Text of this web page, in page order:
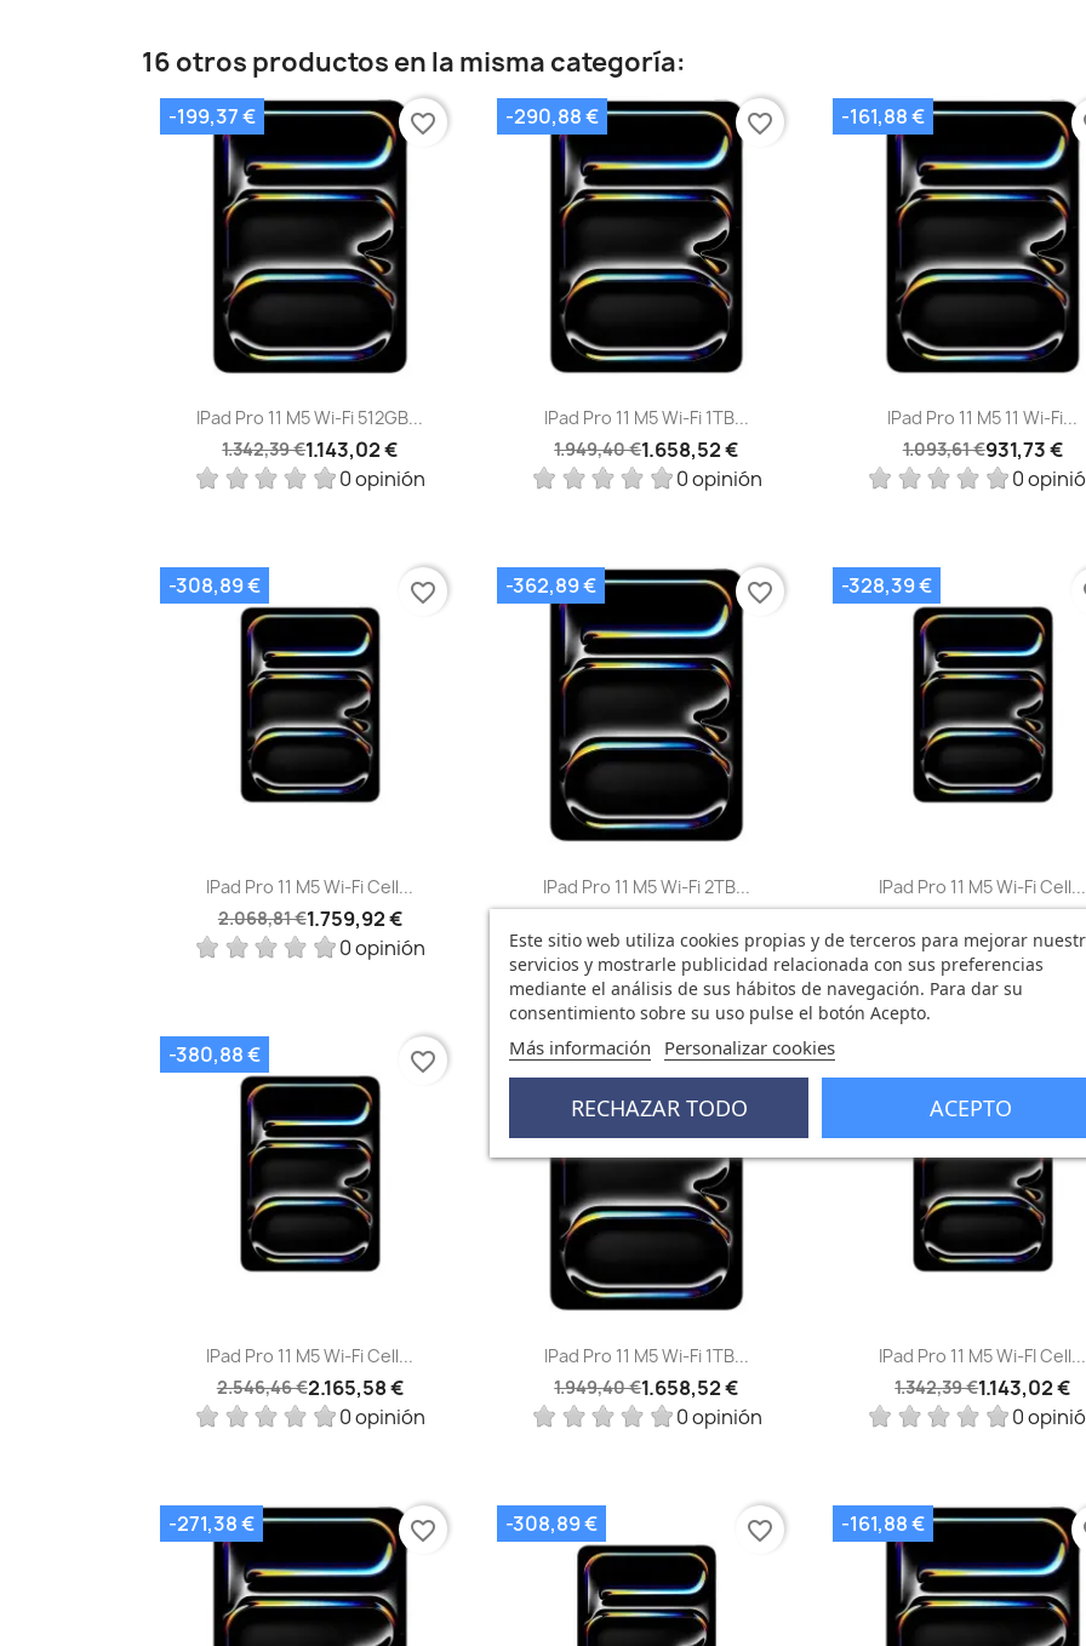
16 otros productos en la misma categoría:
 Vista rápida
IPad Pro 11 M5 Wi‑Fi 512GB...
1.342,39 €1.143,02 €
0 opinión
-199,37 € favorite_border
Vista rápida
IPad Pro 11 M5 Wi‑Fi 1TB...
1.949,40 €1.658,52 €
0 opinión
-290,88 € favorite_border
Vista rápida
IPad Pro 11 M5 11 Wi‑Fi...
1.093,61 €931,73 €
0
-161,88 €
Vista rápida
IPad Pro 11 M5 Wi-Fi Cell...
2.068,81 €1.759,92 €
0 opinión
-308,89 € favorite_border
Vista rápida
IPad Pro 11 M5 Wi‑Fi 2TB...
2.064,16 €
0 opinión
-362,89 € favorite_border
Vista rápida
IPad Pro 11 M5 Wi-Fi Cell...
1.869,79 €
0
-328,39 €
Vista rápida
IPad Pro 11 M5 Wi-Fi Cell...
2.546,46 €2.165,58 €
0 opinión
-380,88 € favorite_border
Vista rápida
IPad Pro 11 M5 Wi‑Fi 1TB...
1.949,40 €1.658,52 €
0 opinión
-290,88 € favorite_border
Vista rápida
IPad Pro 11 M5 Wi-FI Cell...
1.342,39 €1.143,02 €
0
-271,38 € favorite_border -308,89 € favorite_border -161,88 €
Este sitio web utiliza cookies propias y de terceros para mejorar
servicios y mostrarle publicidad relacionada con sus preferencias
mediante el análisis de sus hábitos de navegación. Para dar su
consentimiento sobre su uso pulse el botón Acepto.
Más información Personalizar cookies
RECHAZAR TODO ACEPTO